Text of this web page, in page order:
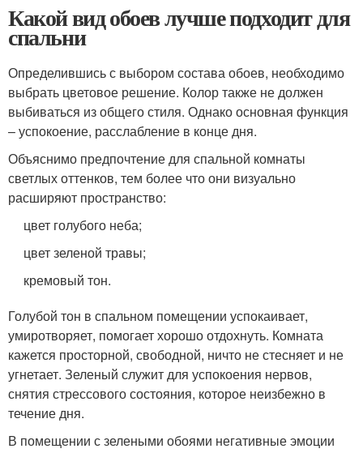
Какой вид обоев лучше подходит для
спальни
Определившись с выбором состава обоев, необходимо
выбрать цветовое решение. Колор также не должен
выбиваться из общего стиля. Однако основная функция
– успокоение, расслабление в конце дня.
Объяснимо предпочтение для спальной комнаты
светлых оттенков, тем более что они визуально
расширяют пространство:
цвет голубого неба;
цвет зеленой травы;
кремовый тон.
Голубой тон в спальном помещении успокаивает,
умиротворяет, помогает хорошо отдохнуть. Комната
кажется просторной, свободной, ничто не стесняет и не
угнетает. Зеленый служит для успокоения нервов,
снятия стрессового состояния, которое неизбежно в
течение дня.
В помещении с зелеными обоями негативные эмоции